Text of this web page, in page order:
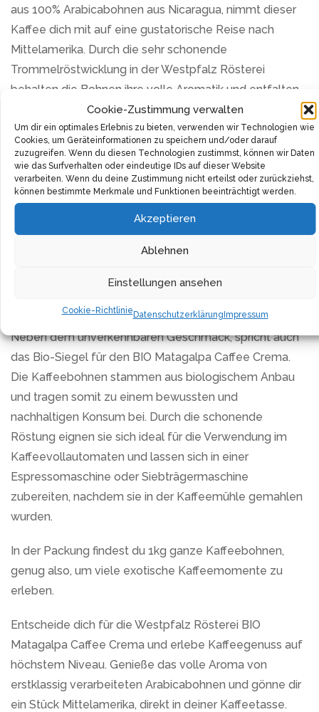
Cookie-Zustimmung verwalten
Um dir ein optimales Erlebnis zu bieten, verwenden wir Technologien wie
Cookies, um Geräteinformationen zu speichern und/oder darauf
zuzugreifen. Wenn du diesen Technologien zustimmst, können wir Daten
wie das Surfverhalten oder eindeutige IDs auf dieser Website
verarbeiten. Wenn du deine Zustimmung nicht erteilst oder zurückziehst,
können bestimmte Merkmale und Funktionen beeinträchtigt werden.
Akzeptieren
Ablehnen
Einstellungen ansehen
Cookie-RichtlinieDatenschutzerklärungImpressum
aus 100% Arabicabohnen aus Nicaragua, nimmt dieser
Kaffee dich mit auf eine gustatorische Reise nach
Mittelamerika. Durch die sehr schonende
Trommelröstwicklung in der Westpfalz Rösterei
behalten die Bohnen ihre volle Aromatik und entfalten
in der Tasse einen cremigen Kaffeegeschmack mit
edlen nussigen Noten und eleganter Würze.
Diese liebevoll und detailgenaue gerösteten Bohnen
haben einen mittleren Röstgrad und einen von Natur
aus milden Geschmack. Das Resultat ist ein Kaffee mit
geringem Säureanteil und minimierten Bitterstoffen. Ob
BIO Matagalpa erlaubt vielfältige Zubereitungen, die
Neben dem unverkennbaren Geschmack, spricht auch
das Bio-Siegel für den BIO Matagalpa Caffee Crema.
Die Kaffeebohnen stammen aus biologischem Anbau
und tragen somit zu einem bewussten und
nachhaltigen Konsum bei. Durch die schonende
Röstung eignen sie sich ideal für die Verwendung im
Kaffeevollautomaten und lassen sich in einer
Espressomaschine oder Siebträgermaschine
zubereiten, nachdem sie in der Kaffeemühle gemahlen
wurden.
In der Packung findest du 1kg ganze Kaffeebohnen,
genug also, um viele exotische Kaffeemomente zu
erleben.
Entscheide dich für die Westpfalz Rösterei BIO
Matagalpa Caffee Crema und erlebe Kaffeegenuss auf
höchstem Niveau. Genieße das volle Aroma von
erstklassig verarbeiteten Arabicabohnen und gönne dir
ein Stück Mittelamerika, direkt in deiner Kaffeetasse.